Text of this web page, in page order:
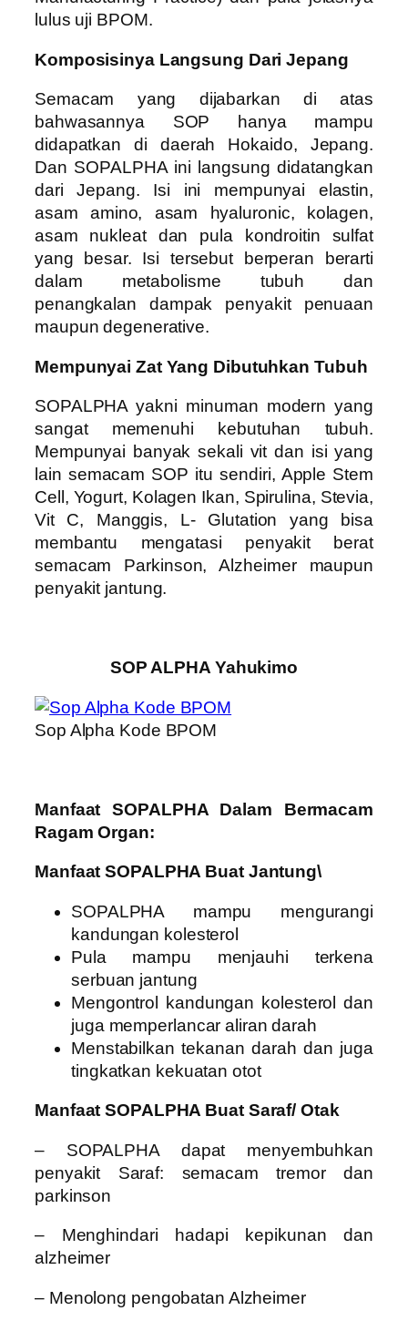
lulus uji BPOM.
Komposisinya Langsung Dari Jepang
Semacam yang dijabarkan di atas
bahwasannya SOP hanya mampu
didapatkan di daerah Hokaido, Jepang.
Dan SOPALPHA ini langsung didatangkan
dari Jepang. Isi ini mempunyai elastin,
asam amino, asam hyaluronic, kolagen,
asam nukleat dan pula kondroitin sulfat
yang besar. Isi tersebut berperan berarti
dalam metabolisme tubuh dan
penangkalan dampak penyakit penuaan
maupun degenerative.
Mempunyai Zat Yang Dibutuhkan Tubuh
SOPALPHA yakni minuman modern yang
sangat memenuhi kebutuhan tubuh.
Mempunyai banyak sekali vit dan isi yang
lain semacam SOP itu sendiri, Apple Stem
Cell, Yogurt, Kolagen Ikan, Spirulina, Stevia,
Vit C, Manggis, L- Glutation yang bisa
membantu mengatasi penyakit berat
semacam Parkinson, Alzheimer maupun
penyakit jantung.
SOP ALPHA Yahukimo
Sop Alpha Kode BPOM
Manfaat SOPALPHA Dalam Bermacam
Ragam Organ:
Manfaat SOPALPHA Buat Jantung\
SOPALPHA mampu mengurangi
kandungan kolesterol
Pula mampu menjauhi terkena
serbuan jantung
Mengontrol kandungan kolesterol dan
juga memperlancar aliran darah
Menstabilkan tekanan darah dan juga
tingkatkan kekuatan otot
Manfaat SOPALPHA Buat Saraf/ Otak
– SOPALPHA dapat menyembuhkan
penyakit Saraf: semacam tremor dan
parkinson
– Menghindari hadapi kepikunan dan
alzheimer
– Menolong pengobatan Alzheimer